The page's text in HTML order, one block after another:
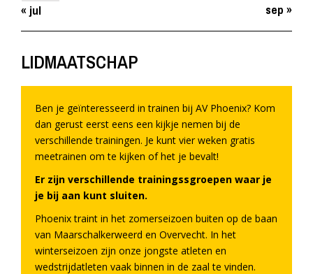
« jul sep »
LIDMAATSCHAP
Ben je geïnteresseerd in trainen bij AV Phoenix? Kom
dan gerust eerst eens een kijkje nemen bij de
verschillende trainingen. Je kunt vier weken gratis
meetrainen om te kijken of het je bevalt!
Er zijn verschillende trainingssgroepen waar je
je bij aan kunt sluiten.
Phoenix traint in het zomerseizoen buiten op de baan
van Maarschalkerweerd en Overvecht. In het
winterseizoen zijn onze jongste atleten en
wedstrijdatleten vaak binnen in de zaal te vinden.